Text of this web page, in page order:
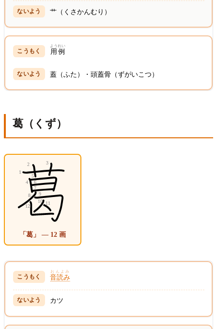
艹（くさかんむり）
用例
ようれい
蓋（ふた）・頭蓋骨（ずがいこつ）
葛（くず）
「葛」 — 12 画
音読み
おんよみ
カツ